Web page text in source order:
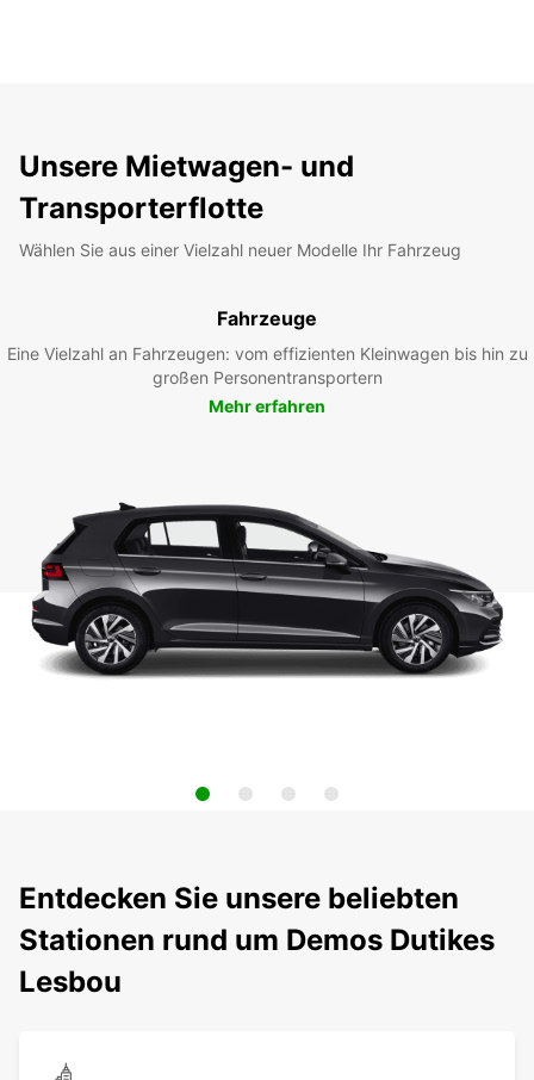
Unsere Mietwagen- und
Transporterflotte
Wählen Sie aus einer Vielzahl neuer Modelle Ihr Fahrzeug
Fahrzeuge
Eine Vielzahl an Fahrzeugen: vom effizienten Kleinwagen bis hin zu
großen Personentransportern
Mehr erfahren
Entdecken Sie unsere beliebten
Stationen rund um Demos Dutikes
Lesbou